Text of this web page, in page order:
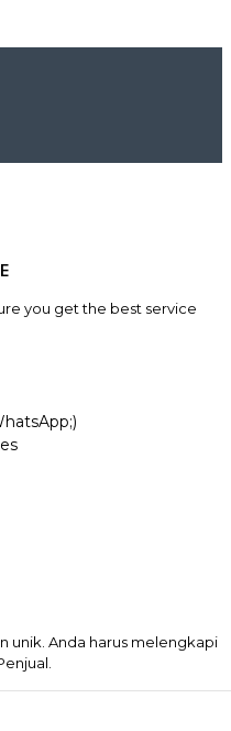
you get the best service
unik. Anda harus melengkapi